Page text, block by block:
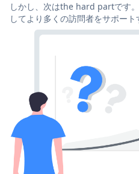
しかし、次はthe hard partです
してより多くの訪問者をサポート